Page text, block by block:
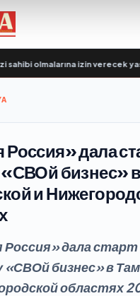
olmalarına izin verecek yasal
дала
«СВОй бизнес» в
и
Россия» дала старт
«СВОй бизнес» в
областях